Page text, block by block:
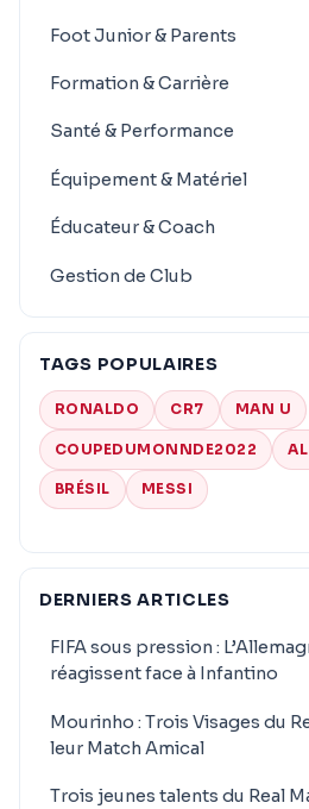
Foot Junior & Parents
Formation & Carrière
Santé & Performance
Équipement & Matériel
Éducateur & Coach
Gestion de Club
TAGS POPULAIRES
RONALDO CR7 MAN U
COUPEDUMONNDE2022
BRÉSIL MESSI
DERNIERS ARTICLES
FIFA sous pression :
réagissent face à Infantino
Mourinho : Trois Visages du
leur Match Amical
Trois jeunes talents du Real